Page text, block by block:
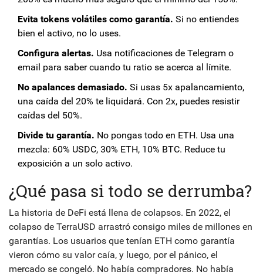
Evita tokens volátiles como garantía. Si no entiendes
bien el activo, no lo uses.
Configura alertas. Usa notificaciones de Telegram o
email para saber cuando tu ratio se acerca al límite.
No apalances demasiado. Si usas 5x apalancamiento,
una caída del 20% te liquidará. Con 2x, puedes resistir
caídas del 50%.
Divide tu garantía. No pongas todo en ETH. Usa una
mezcla: 60% USDC, 30% ETH, 10% BTC. Reduce tu
exposición a un solo activo.
¿Qué pasa si todo se derrumba?
La historia de DeFi está llena de colapsos. En 2022, el
colapso de TerraUSD arrastró consigo miles de millones en
garantías. Los usuarios que tenían ETH como garantía
vieron cómo su valor caía, y luego, por el pánico, el
mercado se congeló. No había compradores. No había